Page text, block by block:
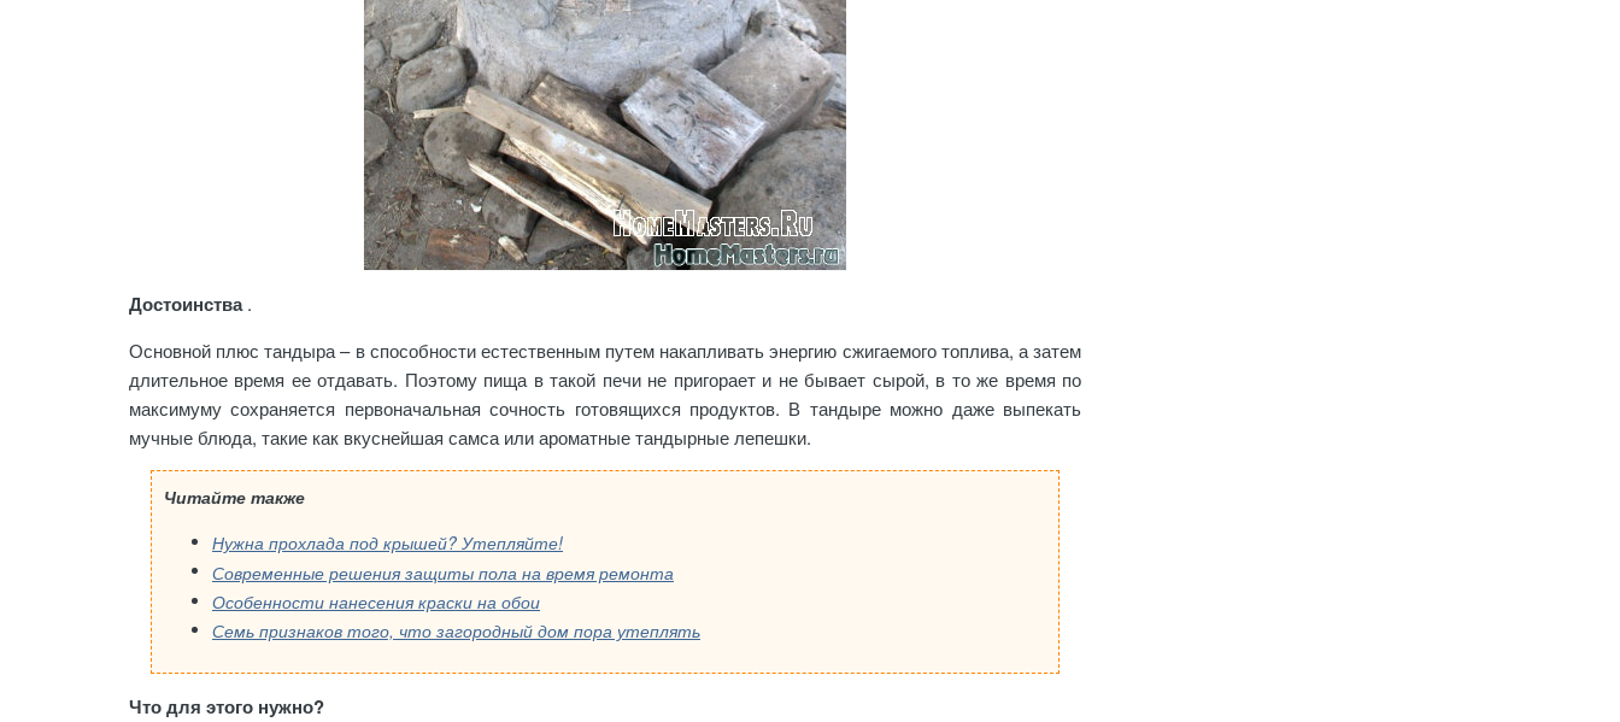
Достоинства.
Основной плюс тандыра – в способности естественным путем накапливать энергию сжигаемого топлива, а затем
длительное время ее отдавать. Поэтому пища в такой печи не пригорает и не бывает сырой, в то же время по
максимуму сохраняется первоначальная сочность готовящихся продуктов. В тандыре можно даже выпекать
мучные блюда, такие как вкуснейшая самса или ароматные тандырные лепешки.
Читайте также
Нужна прохлада под крышей? Утепляйте!
Современные решения защиты пола на время ремонта
Особенности нанесения краски на обои
Семь признаков того, что загородный дом пора утеплять
Что для этого нужно?